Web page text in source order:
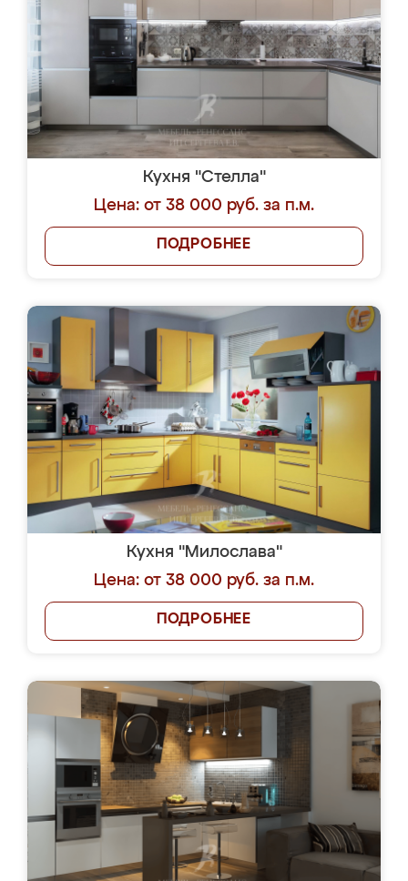
Кухня "Стелла"
Цена: от 38 000 руб. за п.м.
ПОДРОБНЕЕ
Кухня "Милослава"
Цена: от 38 000 руб. за п.м.
ПОДРОБНЕЕ